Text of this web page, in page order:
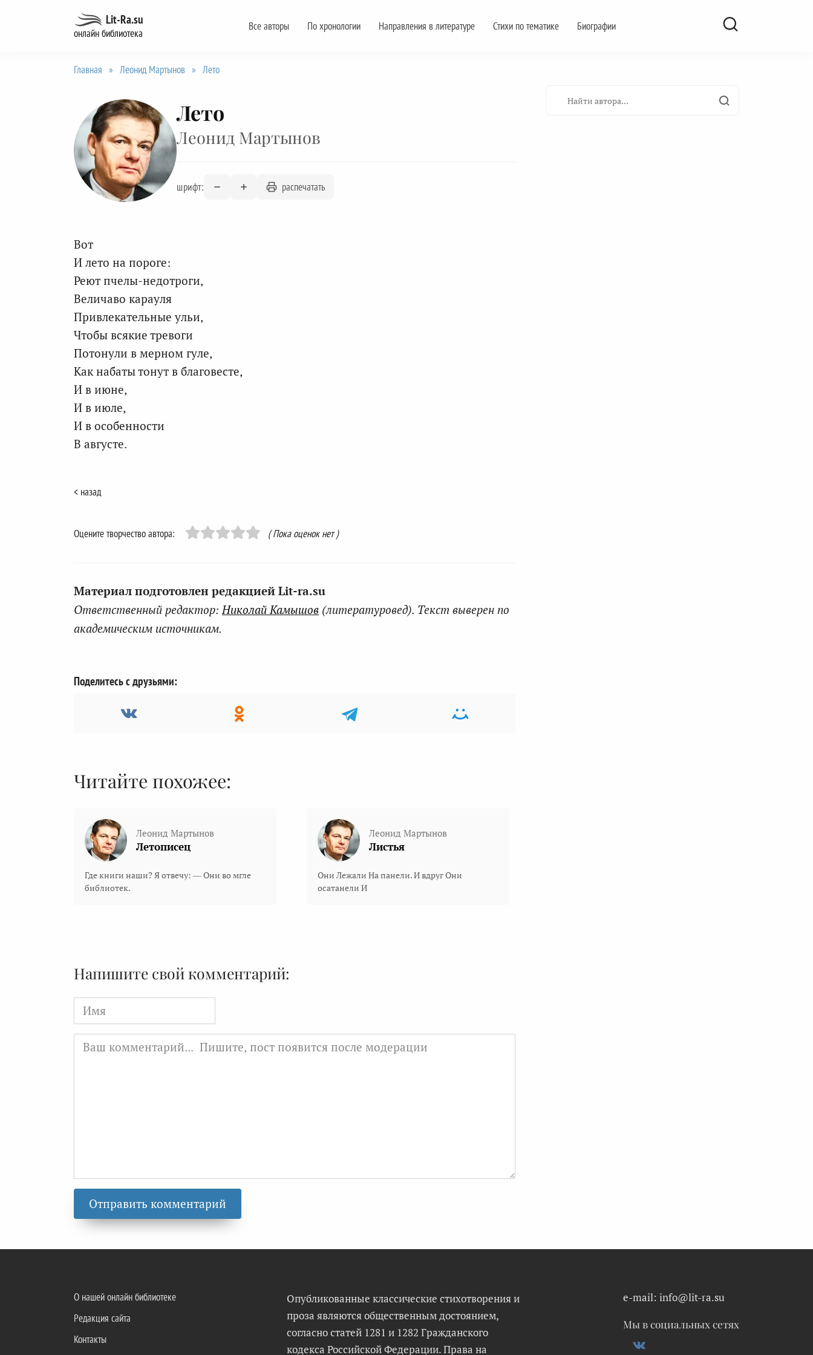
Lit-Ra.su
онлайн библиотека
Все авторы По хронологии Направления в литературе Стихи по тематике Биографии
Главная » Леонид Мартынов » Лето
Лето
Леонид Мартынов
шрифт: распечатать
Вот
И лето на пороге:
Реют пчелы-недотроги,
Величаво карауля
Привлекательные ульи,
Чтобы всякие тревоги
Потонули в мерном гуле,
Как набаты тонут в благовесте,
И в июне,
И в июле,
И в особенности
В августе.
< назад
Оцените творчество автора: ( Пока оценок нет )
Материал подготовлен редакцией Lit-ra.su
Ответственный редактор:Николай Камышов (литературовед). Текст выверен по
академическим источникам.
Поделитесь с друзьями:
Читайте похожее:
Леонид Мартынов
Летописец
Где книги наши? Я отвечу: — Они во мгле
библиотек.
Леонид Мартынов
Листья
Они Лежали На панели. И вдруг Они
осатанели И
Напишите свой комментарий:
Имя
О нашей онлайн библиотеке
Редакция сайта
Контакты
Опубликованные классические стихотворения и
проза являются общественным достоянием,
согласно статей 1281 и 1282 Гражданского
кодекса Российской Федерации. Права на
e-mail: info@lit-ra.su
Мы в социальных сетях